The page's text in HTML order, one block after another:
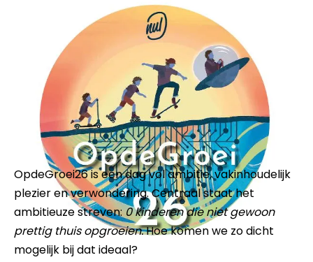
OpdeGroei26 is een dag vol ambitie, vakinhoudelijk
plezier en verwondering. Centraal staat het
ambitieuze streven:0 kinderen die niet gewoon
prettig thuis opgroeien.Hoe komen we zo dicht
mogelijk bij dat ideaal?